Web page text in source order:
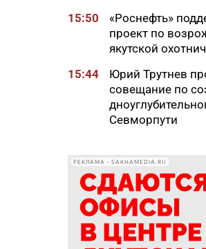
15:50
«Роснефть»
проект по
якутской
15:44
Юрий Трутнев
совещание по
Севморпути
подачи
приняли более
15:30
Мультфильмы по
эвенских сказок
Якутске
РЕКЛАМА • SAKHAMEDIA.RU